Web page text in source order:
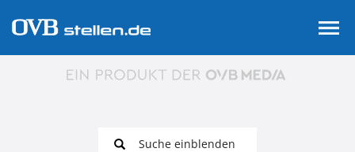
Suche einblenden